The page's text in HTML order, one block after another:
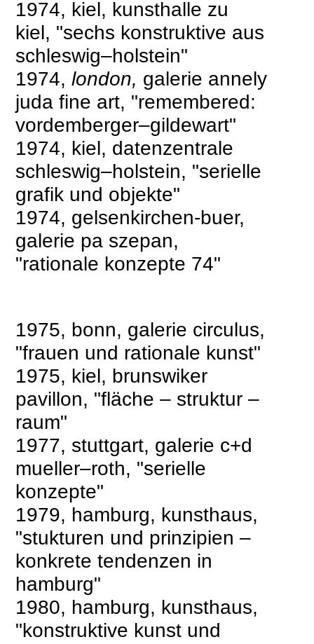
1974, kiel, kunsthalle zu
kiel, "sechs konstruktive aus
schleswig–holstein"
1974,london, galerie annely
juda fine art, "remembered:
vordemberger–gildewart"
1974, kiel, datenzentrale
schleswig–holstein, "serielle
grafik und objekte"
1974, gelsenkirchen-buer,
galerie pa szepan,
"rationale konzepte 74"
1975, bonn, galerie circulus,
"frauen und rationale kunst"
1975, kiel, brunswiker
pavillon, "fläche – struktur –
raum"
1977, stuttgart, galerie c+d
mueller–roth, "serielle
konzepte"
1979, hamburg, kunsthaus,
"stukturen und prinzipien –
konkrete tendenzen in
hamburg"
1980, hamburg, kunsthaus,
"konstruktive kunst und